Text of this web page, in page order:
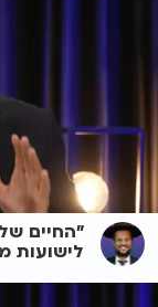
"החיים
לישועות